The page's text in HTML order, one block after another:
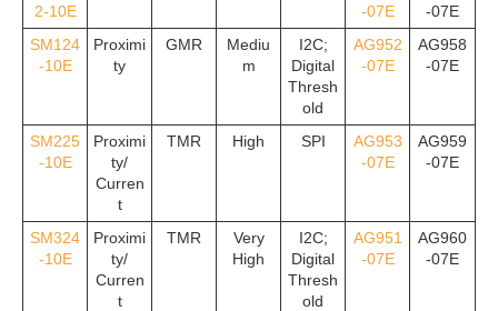
2-10E
-07E
-07E
SM124
-10E
Proximi
ty
GMR
Mediu
m
I2C;
Digital
Thresh
old
AG952
-07E
AG958
-07E
SM225
-10E
Proximi
ty/
Curren
t
TMR High SPI
AG953
-07E
AG959
-07E
SM324
-10E
Proximi
ty/
Curren
t
TMR
Very
High
I2C;
Digital
Thresh
old
AG951
-07E
AG960
-07E